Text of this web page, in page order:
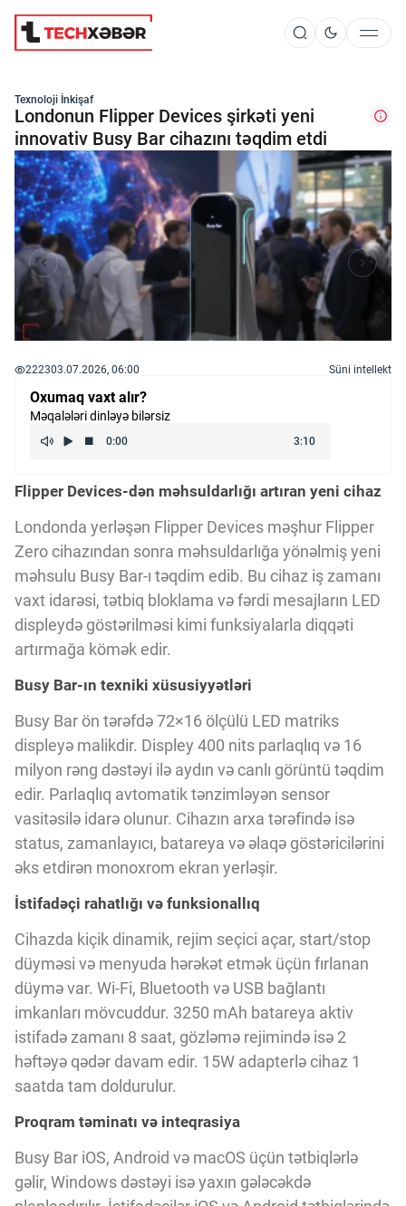
Süni İntellekt
Elm və Kosmos
Texnoloji İnkişaf
İnnovasiya və Startaplar
Robot və Cihazlar
Kriptovalyuta
ÇƏRƏZLƏR SİYASƏTİ
İSTIFADƏ ŞƏRTLƏRİ
MƏXFİLİK SİYASƏTİ
Haqqımızda
Vizyoner Baxışı
Innovasiya Bələdçisi
Podkastlar
Texnoloji İnkişaf
Londonun Flipper Devices şirkəti yeni
innovativ Busy Bar cihazını təqdim etdi
222303.07.2026, 06:00 Süni intellekt
Oxumaq vaxt alır?
Məqalələri dinləyə bilərsiz
Flipper Devices-dən məhsuldarlığı artıran yeni cihaz
Londonda yerləşən Flipper Devices məşhur Flipper
Zero cihazından sonra məhsuldarlığa yönəlmiş yeni
məhsulu Busy Bar-ı təqdim edib. Bu cihaz iş zamanı
vaxt idarəsi, tətbiq bloklama və fərdi mesajların LED
displeydə göstərilməsi kimi funksiyalarla diqqəti
artırmağa kömək edir.
Busy Bar-ın texniki xüsusiyyətləri
Busy Bar ön tərəfdə 72×16 ölçülü LED matriks
displeyə malikdir. Displey 400 nits parlaqlıq və 16
milyon rəng dəstəyi ilə aydın və canlı görüntü təqdim
edir. Parlaqlıq avtomatik tənzimləyən sensor
vasitəsilə idarə olunur. Cihazın arxa tərəfində isə
status, zamanlayıcı, batareya və əlaqə göstəricilərini
əks etdirən monoxrom ekran yerləşir.
İstifadəçi rahatlığı və funksionallıq
Cihazda kiçik dinamik, rejim seçici açar, start/stop
düyməsi və menyuda hərəkət etmək üçün fırlanan
düymə var. Wi-Fi, Bluetooth və USB bağlantı
imkanları mövcuddur. 3250 mAh batareya aktiv
istifadə zamanı 8 saat, gözləmə rejimində isə 2
həftəyə qədər davam edir. 15W adapterlə cihaz 1
saatda tam doldurulur.
Proqram təminatı və inteqrasiya
Busy Bar iOS, Android və macOS üçün tətbiqlərlə
gəlir, Windows dəstəyi isə yaxın gələcəkdə